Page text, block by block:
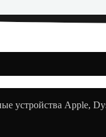
устройства Apple,